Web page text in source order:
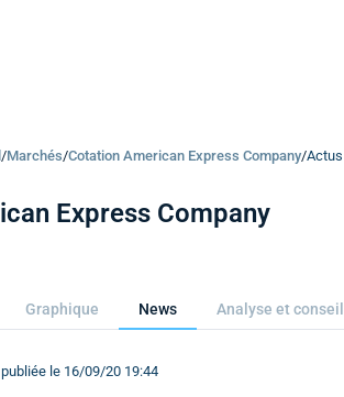
/Marchés/Cotation American Express Company/
Express Company
Graphique News Analyse et conseil
le 16/09/20 19:44